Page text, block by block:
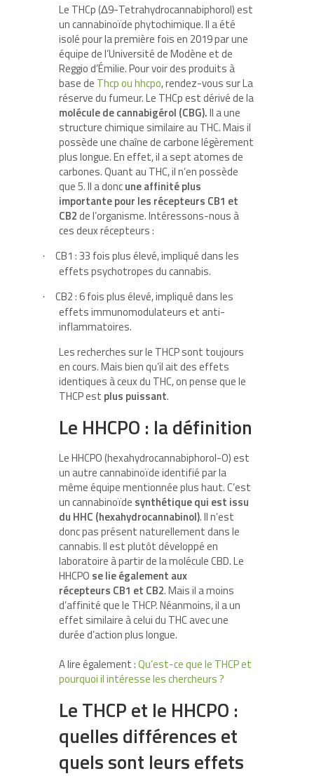
Le THCp (Δ9-Tetrahydrocannabiphorol) est
un cannabinoïde phytochimique. Il a été
isolé pour la première fois en 2019 par une
équipe de l’Université de Modène et de
Reggio d’Émilie. Pour voir des produits à
base de Thcp ou hhcpo, rendez-vous sur La
réserve du fumeur. Le THCp est dérivé de la
molécule de cannabigérol (CBG).Il a une
structure chimique similaire au THC. Mais il
possède une chaîne de carbone légèrement
plus longue. En effet, il a sept atomes de
carbones. Quant au THC, il n’en possède
que 5. Il a doncune affinité plus
importante pour les récepteurs CB1 et
CB2de l’organisme. Intéressons-nous à
ces deux récepteurs :
·
CB1 : 33 fois plus élevé, impliqué dans les
effets psychotropes du cannabis.
·
CB2 : 6 fois plus élevé, impliqué dans les
effets immunomodulateurs et anti-
inflammatoires.
Les recherches sur le THCP sont toujours
en cours. Mais bien qu’il ait des effets
identiques à ceux du THC, on pense que le
THCP est plus puissant.
Le HHCPO : la définition
Le HHCPO (hexahydrocannabiphorol-O) est
un autre cannabinoïde identifié par la
même équipe mentionnée plus haut. C’est
un cannabinoïde synthétique qui est issu
du HHC (hexahydrocannabinol). Il n’est
donc pas présent naturellement dans le
cannabis. Il est plutôt développé en
laboratoire à partir de la molécule CBD. Le
HHCPO se lie également aux
récepteurs CB1 et CB2. Mais il a moins
d’affinité que le THCP. Néanmoins, il a un
effet similaire à celui du THC avec une
durée d’action plus longue.
A lire également :Qu’est-ce que le THCP et
pourquoi il intéresse les chercheurs ?
Le THCP et le HHCPO :
quelles différences et
quels sont leurs effets